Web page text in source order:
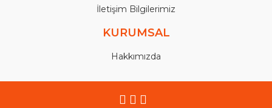
İletişim Bilgilerimiz
KURUMSAL
Hakkımızda